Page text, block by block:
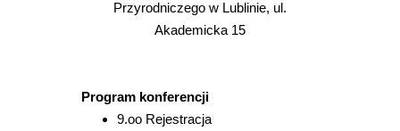
Przyrodniczego w Lublinie, ul.
Akademicka 15
Program konferencji
9.oo Rejestracja